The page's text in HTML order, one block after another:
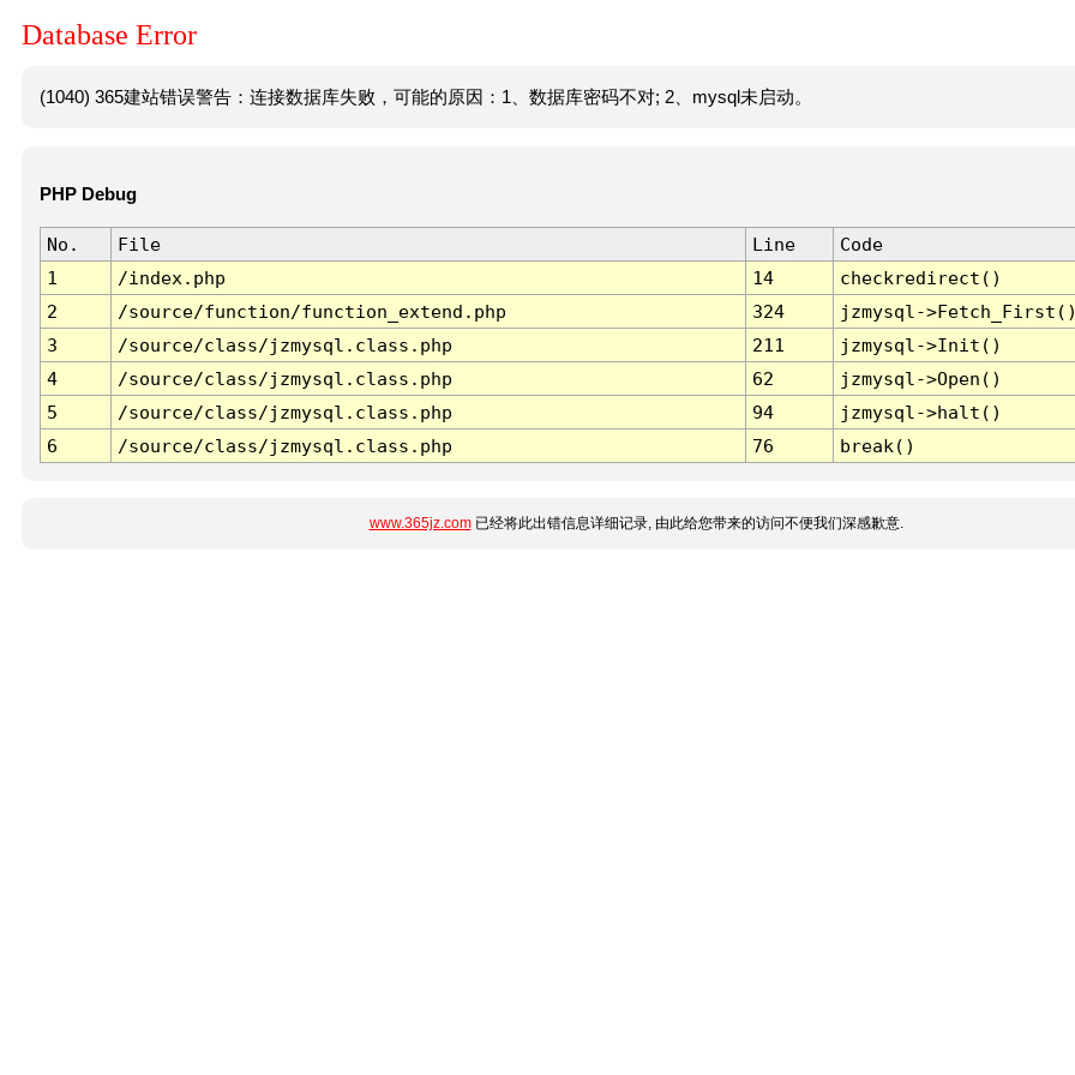
Database Error
(1040) 365建站错误警告：连接数据库失败，可能的原因：1、数据库密码不对; 2、mysql未启动。
PHP Debug
No. File Line
Code
1
/index.php 14
checkredirect()
2
/source/function/function_extend.php 324
jzmysql-
3
/source/class/jzmysql.class.php 211
jzmysql->Init()
4
/source/class/jzmysql.class.php 62
jzmysql->Open()
5
/source/class/jzmysql.class.php 94
jzmysql->halt()
6
/source/class/jzmysql.class.php 76 break()
www.365jz.com已经将此出错信息详细记录, 由此给您带来的访问不便我们深感歉意.